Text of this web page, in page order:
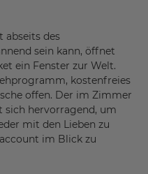
abseits des
sein kann, öffnet
ein Fenster zur Welt.
kostenfreies
offen. Der im Zimmer
sich hervorragend, um
mit den Lieben zu
im Blick zu